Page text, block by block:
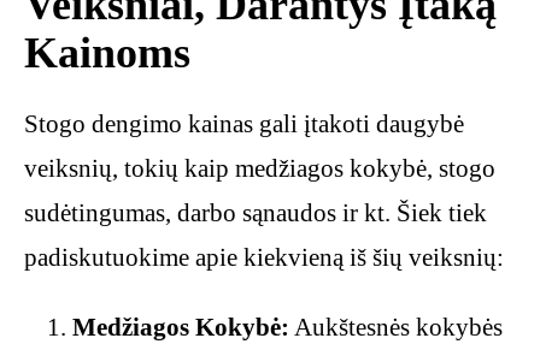
Kainoms
Stogo dengimo kainas gali įtakoti daugybė
veiksnių, tokių kaip medžiagos kokybė, stogo
sudėtingumas, darbo sąnaudos ir kt. Šiek tiek
padiskutuokime apie kiekvieną iš šių veiksnių:
Medžiagos Kokybė: Aukštesnės kokybės